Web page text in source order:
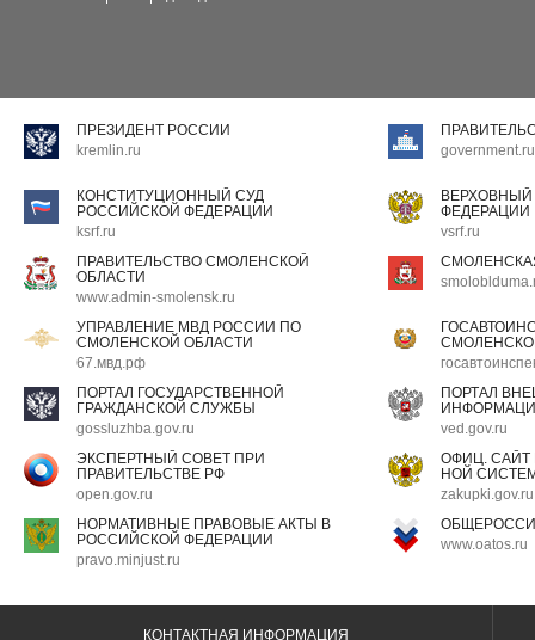
ПРЕЗИДЕНТ РОССИИ
kremlin.ru
government.ru
КОНСТИТУЦИОННЫЙ СУД
РОССИЙСКОЙ ФЕДЕРАЦИИ
ksrf.ru
ФЕДЕРАЦИИ
vsrf.ru
ПРАВИТЕЛЬСТВО СМОЛЕНСКОЙ
ОБЛАСТИ
www.admin-smolensk.ru
УПРАВЛЕНИЕ МВД РОССИИ ПО
СМОЛЕНСКОЙ ОБЛАСТИ
67.мвд.рф
ПОРТАЛ ГОСУДАРСТВЕННОЙ
ГРАЖДАНСКОЙ СЛУЖБЫ
gossluzhba.gov.ru
ПОРТАЛ
ved.gov.ru
ЭКСПЕРТНЫЙ СОВЕТ ПРИ
ПРАВИТЕЛЬСТВЕ РФ
open.gov.ru
ОФИЦ.
НОЙ
zakupki.gov.ru
НОРМАТИВНЫЕ ПРАВОВЫЕ АКТЫ В
РОССИЙСКОЙ ФЕДЕРАЦИИ
pravo.minjust.ru
www.oatos.ru
КОНТАКТНАЯ ИНФОРМАЦИЯ